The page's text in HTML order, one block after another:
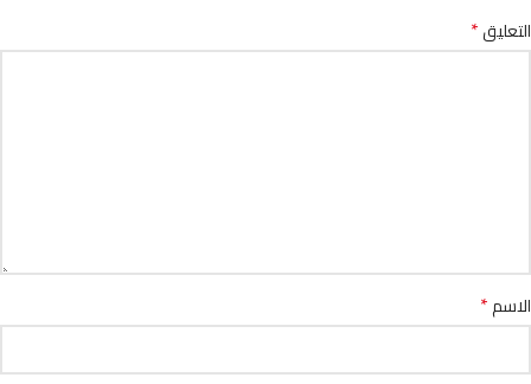
التعليق*
الاسم*